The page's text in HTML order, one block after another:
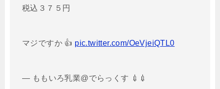
税込３７５円
マジですか 👍 pic.twitter.com/OeVjeiQTL0
— ももいろ乳業@でらっくす 💉💉